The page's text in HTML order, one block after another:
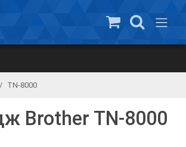
TN-8000
Brother TN-8000